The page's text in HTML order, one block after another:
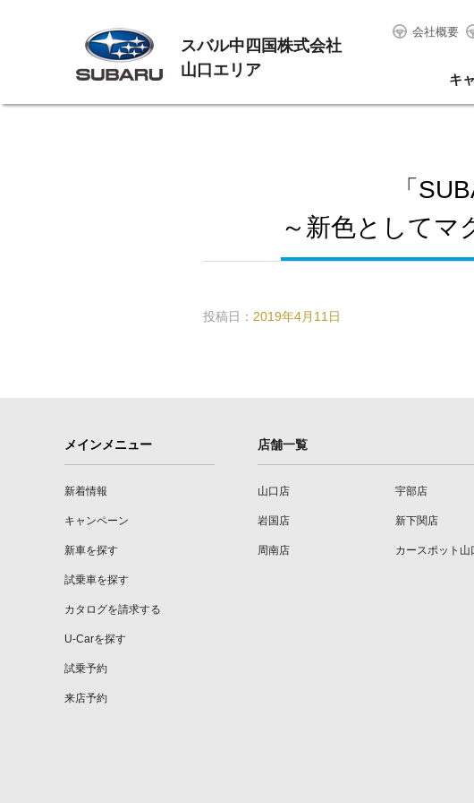
スバル中四国株式会社
山口エリア
会社概要
キ
「
～新色としてマ
投稿日： 2019年4月11日
メインメニュー
新着情報
キャンペーン
新車を探す
試乗車を探す
カタログを請求する
U-Carを探す
試乗予約
来店予約
店舗一覧
山口店 宇部店
岩国店 新下関店
周南店 カースポット山